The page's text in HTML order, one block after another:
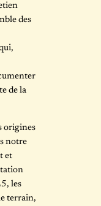
des
de la
origines
notre
et
les
terrain,